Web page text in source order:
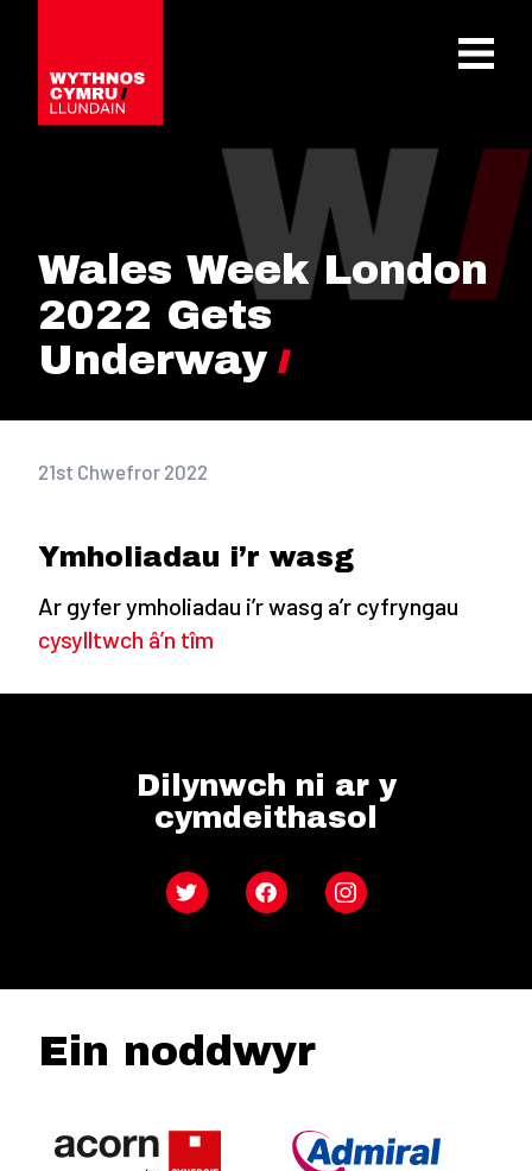
OPEN
Wales Week London
2022 Gets
Underway
21st Chwefror 2022
Ymholiadau i’r wasg
Ar gyfer ymholiadau i’r wasg a’r cyfryngau
cysylltwch â’n tîm
Dilynwch ni ar y
cymdeithasol
Twitter FacebookInstagram
Ein noddwyr